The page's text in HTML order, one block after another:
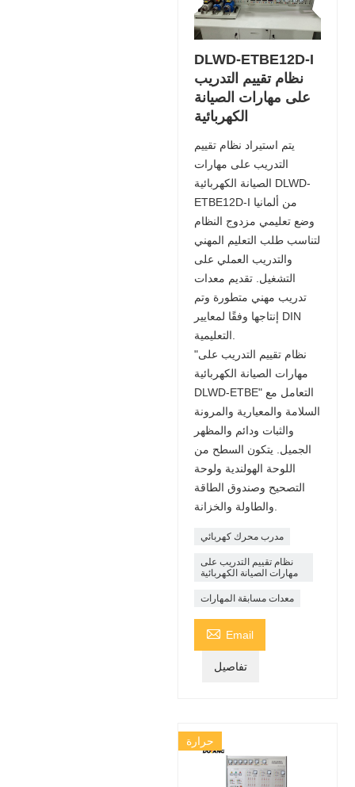
DLWD-ETBE12D-I
نظام تقييم التدريب
على مهارات الصيانة
الكهربائية
يتم استيراد نظام تقييم
التدريب على مهارات
الصيانة الكهربائية DLWD-
ETBE12D-I من ألمانيا
وضع تعليمي مزدوج النظام
لتناسب طلب التعليم المهني
والتدريب العملي على
التشغيل. تقديم معدات
تدريب مهني متطورة وتم
إنتاجها وفقًا لمعايير DIN
التعليمية.
"نظام تقييم التدريب على
مهارات الصيانة الكهربائية
DLWD-ETBE" التعامل مع
السلامة والمعيارية والمرونة
والثبات ودائم والمظهر
الجميل. يتكون السطح من
اللوحة الهولندية ولوحة
التصحيح وصندوق الطاقة
والطاولة والخزانة.
مدرب محرك كهربائي
نظام تقييم التدريب على
مهارات الصيانة الكهربائية
معدات مسابقة المهارات
 Email
تفاصيل
حرارة